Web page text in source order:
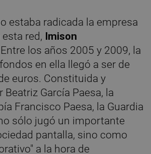
estaba radicada la empresa
red, Imison
los años 2005 y 2009, la
en ella llegó a ser de
euros. Constituida y
García Paesa, la
Francisco Paesa, la Guardia
sólo jugó un importante
pantalla, sino como
a la hora de